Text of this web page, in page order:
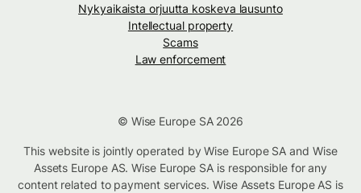
Nykyaikaista orjuutta koskeva lausunto
Intellectual property
Scams
Law enforcement
© Wise Europe SA 2026
This website is jointly operated by Wise Europe SA and Wise
Assets Europe AS. Wise Europe SA is responsible for any
content related to payment services. Wise Assets Europe AS is